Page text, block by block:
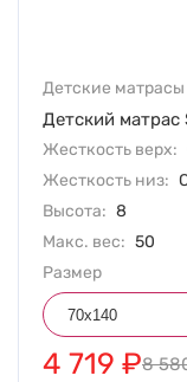
Детские матрасы
Детский матрас
Жесткость верх:
Жесткость низ:
Высота: 8
Макс. вес: 50
Размер
4 719 ₽8